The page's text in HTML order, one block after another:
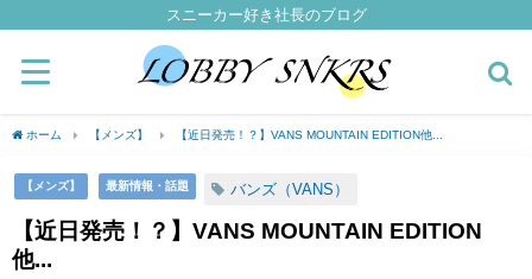
スニーカー好き社長のブログ
ホーム 【メンズ】 【近日発売！？】VANS MOUNTAIN EDITION他...
【メンズ】 最新情報・話題 バンズ（VANS）
【近日発売！？】VANS MOUNTAIN EDITION
他...